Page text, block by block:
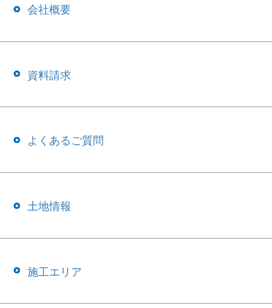
会社概要
資料請求
よくあるご質問
土地情報
施工エリア